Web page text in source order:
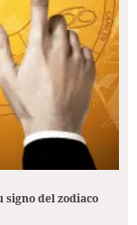
signo del zodiaco